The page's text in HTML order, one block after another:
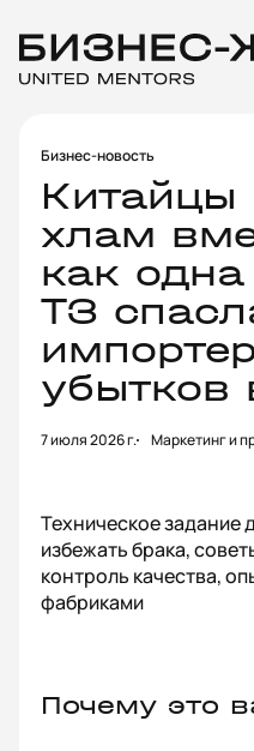
Бизнес-новость
Китайцы
хлам
как одна
ТЗ
убытков
7 июля 2026 г. Маркетинг и
Техническое задание
избежать брака,
контроль качества,
фабриками
Почему это